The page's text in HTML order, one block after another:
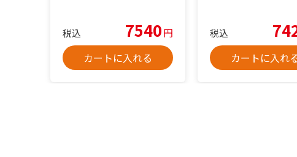
税込 7540円
カートに入れる
税込
カートに入れ